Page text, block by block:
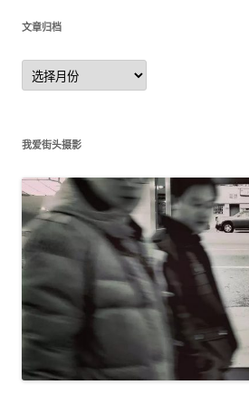
文章归档
文
章
归
我爱街头摄影